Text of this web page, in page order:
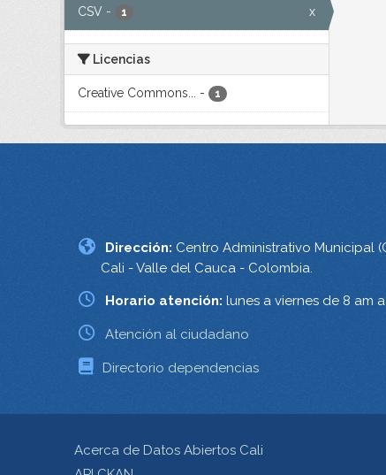
CSV - 1 x
Licencias
Creative Commons... - 1
Dirección: Centro Administrativo Municipal
Cali - Valle del Cauca - Colombia.
Horario atención: lunes a viernes de 8 am
Atención al ciudadano
Directorio dependencias
Acerca de Datos Abiertos Cali